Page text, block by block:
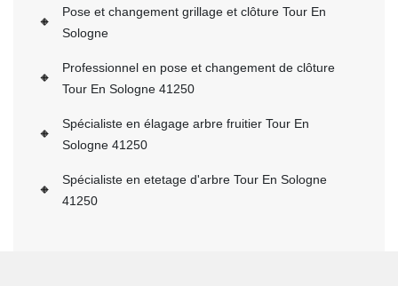
Pose et changement grillage et clôture Tour En
Sologne
Professionnel en pose et changement de clôture
Tour En Sologne 41250
Spécialiste en élagage arbre fruitier Tour En
Sologne 41250
Spécialiste en etetage d'arbre Tour En Sologne
41250